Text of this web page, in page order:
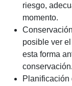
riesgo,
momento.
posible ver
esta forma
conservación.
Planificación